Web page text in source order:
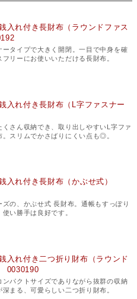
入れ付き長財布（ラウンドファス
ータイプで大きく開閉。一目で中身を確
リーにお使いいただける長財布。
入れ付き長財布（L字ファスナー
くさん収納でき、取り出しやすいL字ファ
。スリムでかさばりにくい点も◎。
入れ付き長財布（かぶせ式）
ズの、かぶせ式 長財布。通帳もすっぽり
い勝手は良好です。
入れ付き二つ折り財布（ラウンド
0030190
ンパクトサイズでありながら抜群の収納
まる、可愛らしい二つ折り財布。